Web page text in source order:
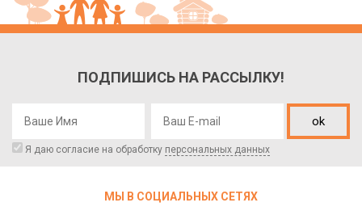
ПОДПИШИСЬ НА РАССЫЛКУ!
ok
Я даю согласие на обработку персональных данных
МЫ В СОЦИАЛЬНЫХ СЕТЯХ